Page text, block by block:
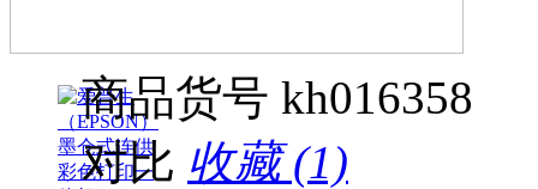
商品货号 kh016358
对比 收藏 (1)